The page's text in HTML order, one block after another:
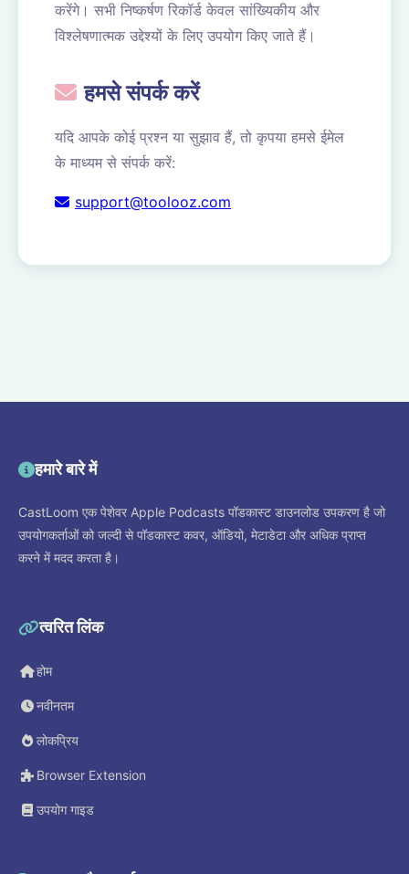
करेंगे। सभी निष्कर्षण रिकॉर्ड केवल सांख्यिकीय और
विश्लेषणात्मक उद्देश्यों के लिए उपयोग किए जाते हैं।
हमसे संपर्क करें
यदि आपके कोई प्रश्न या सुझाव हैं, तो कृपया हमसे ईमेल
के माध्यम से संपर्क करें:
support@toolooz.com
हमारे बारे में
CastLoom एक पेशेवर Apple Podcasts पॉडकास्ट डाउनलोड उपकरण है जो
उपयोगकर्ताओं को जल्दी से पॉडकास्ट कवर, ऑडियो, मेटाडेटा और अधिक प्राप्त
करने में मदद करता है।
त्वरित लिंक
होम
नवीनतम
लोकप्रिय
Browser Extension
उपयोग गाइड